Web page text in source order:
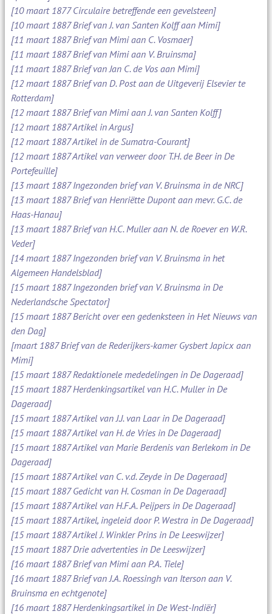
[10 maart 1877 Circulaire betreffende een gevelsteen]
[10 maart 1887 Brief van J. van Santen Kolff aan Mimi]
[11 maart 1887 Brief van Mimi aan C. Vosmaer]
[11 maart 1887 Brief van Mimi aan V. Bruinsma]
[11 maart 1887 Brief van Jan C. de Vos aan Mimi]
[12 maart 1887 Brief van D. Post aan de Uitgeverij Elsevier te
Rotterdam]
[12 maart 1887 Brief van Mimi aan J. van Santen Kolff]
[12 maart 1887 Artikel in Argus]
[12 maart 1887 Artikel in de Sumatra-Courant]
[12 maart 1887 Artikel van verweer door T.H. de Beer in De
Portefeuille]
[13 maart 1887 Ingezonden brief van V. Bruinsma in de NRC]
[13 maart 1887 Brief van Henriëtte Dupont aan mevr. G.C. de
Haas-Hanau]
[13 maart 1887 Brief van H.C. Muller aan N. de Roever en W.R.
Veder]
[14 maart 1887 Ingezonden brief van V. Bruinsma in het
Algemeen Handelsblad]
[15 maart 1887 Ingezonden brief van V. Bruinsma in De
Nederlandsche Spectator]
[15 maart 1887 Bericht over een gedenksteen in Het Nieuws van
den Dag]
[maart 1887 Brief van de Rederijkers-kamer Gysbert Japicx aan
Mimi]
[15 maart 1887 Redaktionele mededelingen in De Dageraad]
[15 maart 1887 Herdenkingsartikel van H.C. Muller in De
Dageraad]
[15 maart 1887 Artikel van J.J. van Laar in De Dageraad]
[15 maart 1887 Artikel van H. de Vries in De Dageraad]
[15 maart 1887 Artikel van Marie Berdenis van Berlekom in De
Dageraad]
[15 maart 1887 Artikel van C. v.d. Zeyde in De Dageraad]
[15 maart 1887 Gedicht van H. Cosman in De Dageraad]
[15 maart 1887 Artikel van H.F.A. Peijpers in De Dageraad]
[15 maart 1887 Artikel, ingeleid door P. Westra in De Dageraad]
[15 maart 1887 Artikel J. Winkler Prins in De Leeswijzer]
[15 maart 1887 Drie advertenties in De Leeswijzer]
[16 maart 1887 Brief van Mimi aan P.A. Tiele]
[16 maart 1887 Brief van J.A. Roessingh van Iterson aan V.
Bruinsma en echtgenote]
[16 maart 1887 Herdenkingsartikel in De West-Indiër]